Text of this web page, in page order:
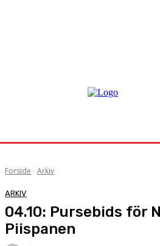
Forside Arkiv
ARKIV
04.10: Pursebids för
Piispanen